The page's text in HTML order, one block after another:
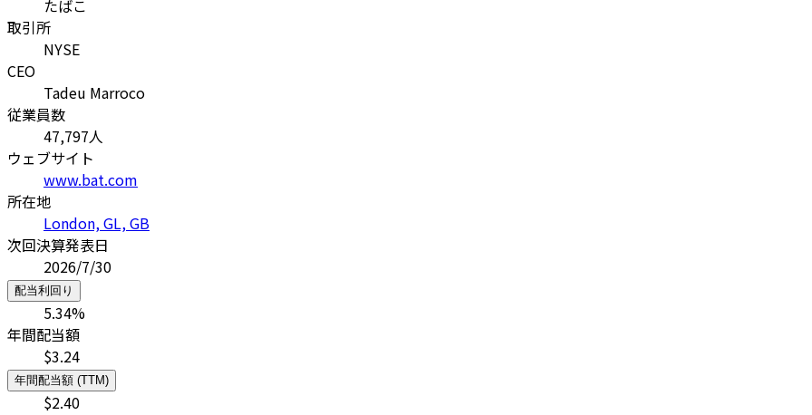
たばこ
取引所
NYSE
CEO
Tadeu Marroco
従業員数
47,797人
ウェブサイト
www.bat.com
所在地
London, GL, GB
次回決算発表日
2026/7/30
配当利回り
5.34%
年間配当額
$3.24
年間配当額 (TTM)
$2.40